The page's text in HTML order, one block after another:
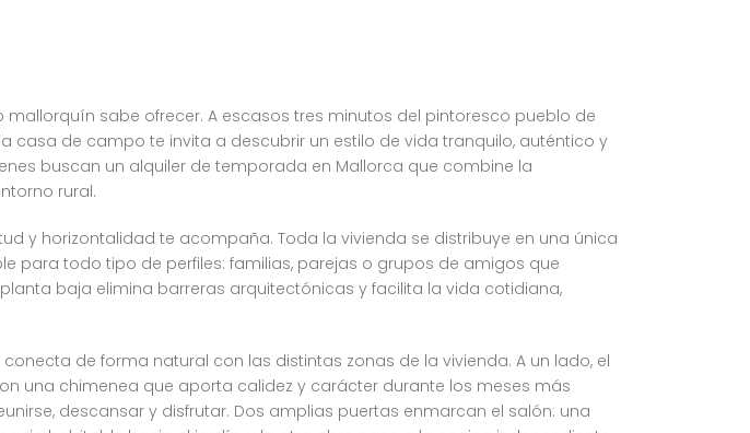
sabe ofrecer. A escasos tres minutos del pintoresco pueblo de
casa de campo te invita a descubrir un estilo de vida tranquilo, auténtico y
buscan un alquiler de temporada en Mallorca que combine la
rural.
y horizontalidad te acompaña. Toda la vivienda se distribuye en una única
para todo tipo de perfiles: familias, parejas o grupos de amigos que
baja elimina barreras arquitectónicas y facilita la vida cotidiana,
de forma natural con las distintas zonas de la vivienda. A un lado, el
una chimenea que aporta calidez y carácter durante los meses más
descansar y disfrutar. Dos amplias puertas enmarcan el salón: una